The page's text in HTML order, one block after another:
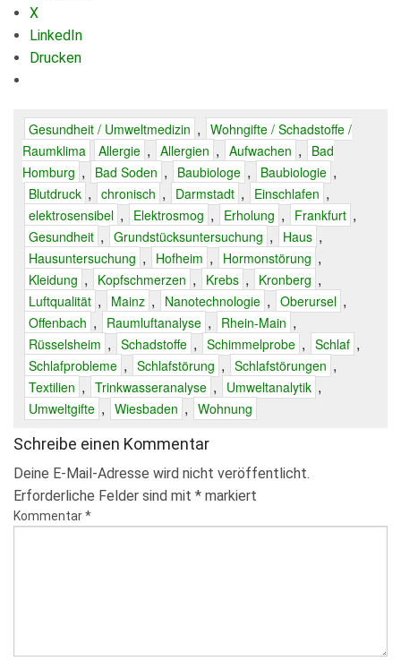
X
LinkedIn
Drucken
Gesundheit / Umweltmedizin , Wohngifte / Schadstoffe /
Raumklima
Allergie , Allergien , Aufwachen ,
Bad
Homburg , Bad Soden , Baubiologe , Baubiologie ,
Blutdruck , chronisch , Darmstadt , Einschlafen ,
elektrosensibel , Elektrosmog , Erholung , Frankfurt ,
Gesundheit , Grundstücksuntersuchung , Haus ,
Hausuntersuchung , Hofheim , Hormonstörung ,
Kleidung , Kopfschmerzen , Krebs , Kronberg ,
Luftqualität , Mainz , Nanotechnologie , Oberursel ,
Offenbach , Raumluftanalyse , Rhein-Main ,
Rüsselsheim , Schadstoffe , Schimmelprobe , Schlaf ,
Schlafprobleme , Schlafstörung , Schlafstörungen ,
Textilien , Trinkwasseranalyse , Umweltanalytik ,
Umweltgifte , Wiesbaden , Wohnung
Schreibe einen Kommentar
Deine E-Mail-Adresse wird nicht veröffentlicht.
Erforderliche Felder sind mit * markiert
Kommentar*